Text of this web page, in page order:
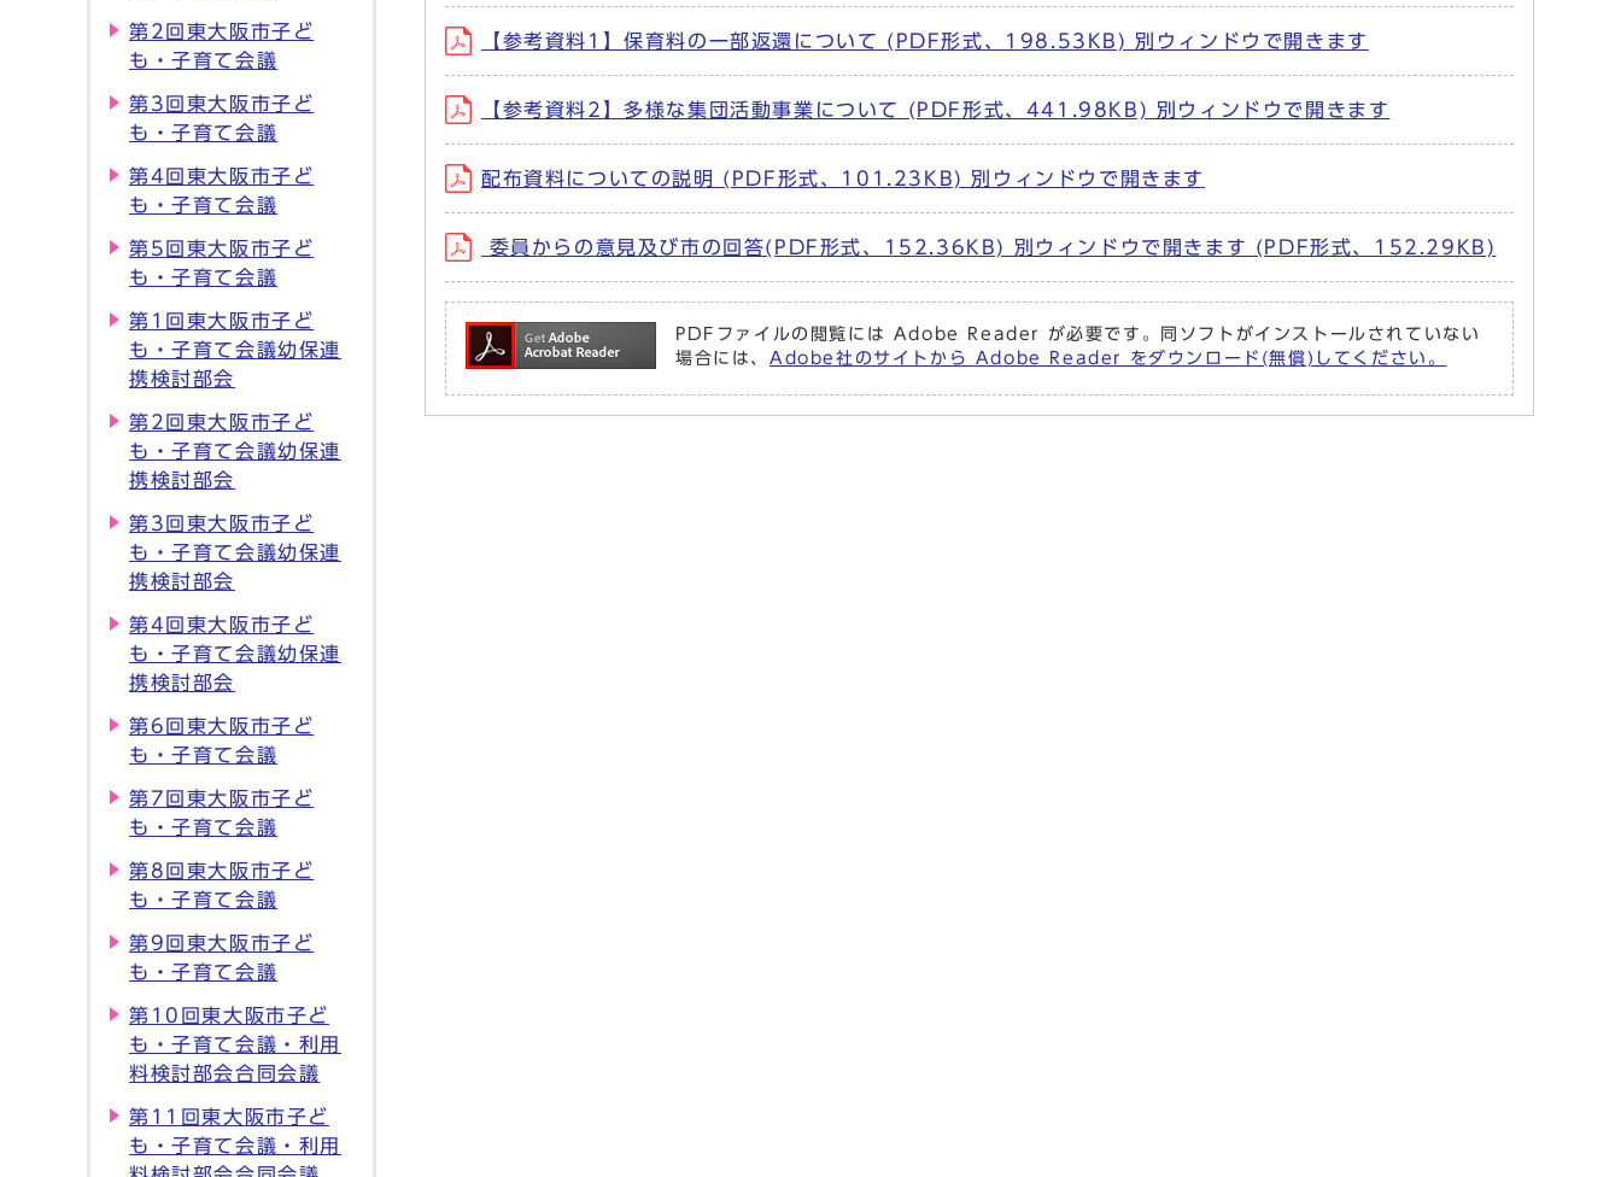
【参考資料1】保育料の一部返還について (PDF形式、198.53KB) 別ウィンドウで開きます
【参考資料2】多様な集団活動事業について (PDF形式、441.98KB) 別ウィンドウで開きます
配布資料についての説明 (PDF形式、101.23KB) 別ウィンドウで開きます
委員からの意見及び市の回答(PDF形式、152.36KB) 別ウィンドウで開きます (PDF形式、152.29KB)
PDFファイルの閲覧には Adobe Reader が必要です。同ソフトがインストールされていない
場合には、 Adobe社のサイトから Adobe Reader をダウンロード(無償)してください。
第2回東大阪市子ど
も・子育て会議
第3回東大阪市子ど
も・子育て会議
第4回東大阪市子ど
も・子育て会議
第5回東大阪市子ど
も・子育て会議
第1回東大阪市子ど
も・子育て会議幼保連
携検討部会
第2回東大阪市子ど
も・子育て会議幼保連
携検討部会
第3回東大阪市子ど
も・子育て会議幼保連
携検討部会
第4回東大阪市子ど
も・子育て会議幼保連
携検討部会
第6回東大阪市子ど
も・子育て会議
第7回東大阪市子ど
も・子育て会議
第8回東大阪市子ど
も・子育て会議
第9回東大阪市子ど
も・子育て会議
第10回東大阪市子ど
も・子育て会議・利用
料検討部会合同会議
第11回東大阪市子ど
も・子育て会議・利用